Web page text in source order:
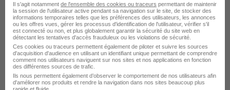
Voir l’offre
il y a 2 jours
Il s'agit notamment de l'ensemble des cookies ou traceurs permettant de maintenir
la session de l'utilisateur active pendant sa navigation sur le site, de stocker des
informations temporaires telles que les préférences des utilisateurs, les annonces
ou les offres vues, gérer les processus d'identification de l'utilisateur, vérifier s'il
est connecté ou non, et plus globalement garantir la sécurité du site web en
détectant les tentatives d'accès frauduleux ou les violations de sécurité.
Ces cookies ou traceurs permettent également de piloter et suivre les sources
d'acquisition d'audience en utilisant un identifiant unique permettant de comprendre
comment nos utilisateurs naviguent sur nos sites et nos applications en fonction
des différentes sources de trafic.
Ils nous permettent également d’observer le comportement de nos utilisateurs afin
d'améliorer nos produits et rendre la navigation dans nos sites beaucoup plus
rapide et fluide.